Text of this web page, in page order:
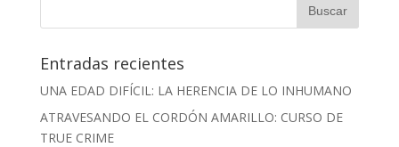
Entradas recientes
UNA EDAD DIFÍCIL: LA HERENCIA DE LO INHUMANO
ATRAVESANDO EL CORDÓN AMARILLO: CURSO DE
TRUE CRIME